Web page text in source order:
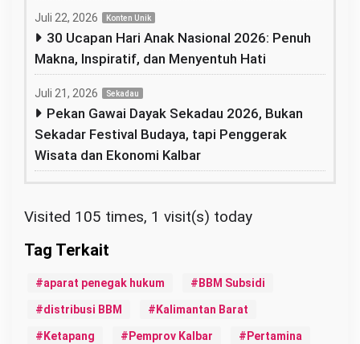
Juli 22, 2026 Konten Unik
30 Ucapan Hari Anak Nasional 2026: Penuh
Makna, Inspiratif, dan Menyentuh Hati
Juli 21, 2026 Sekadau
Pekan Gawai Dayak Sekadau 2026, Bukan
Sekadar Festival Budaya, tapi Penggerak
Wisata dan Ekonomi Kalbar
Visited 105 times, 1 visit(s) today
aparat penegak hukum BBM Subsidi
distribusi BBM Kalimantan Barat
Ketapang Pemprov Kalbar Pertamina